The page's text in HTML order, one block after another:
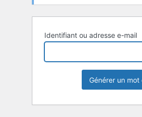
Identifiant ou adresse e-mail